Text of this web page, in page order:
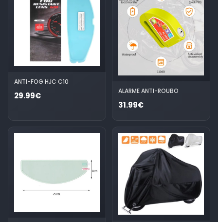
ANTI-FOG HJC C10
29.99€ ALARME ANTI-ROUBO
31.99€